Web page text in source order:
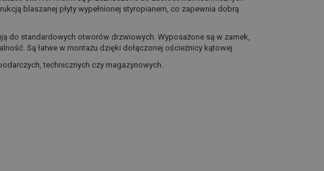
blaszanej płyty wypełnionej styropianem, co zapewnia dobrą
do standardowych otworów drzwiowych. Wyposażone są w zamek,
Są łatwe w montażu dzięki dołączonej ościeżnicy kątowej.
technicznych czy magazynowych.